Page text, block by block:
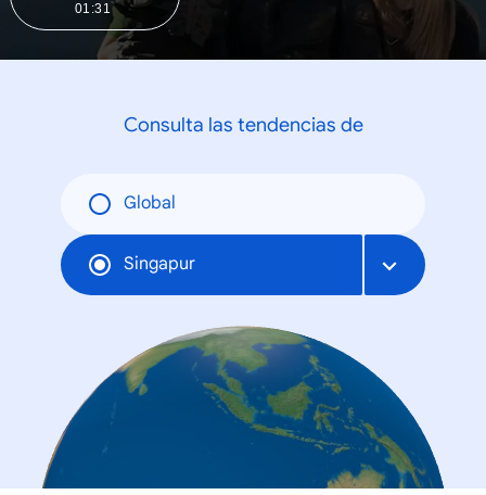
01:31
Consulta las tendencias de
Global
Singapur